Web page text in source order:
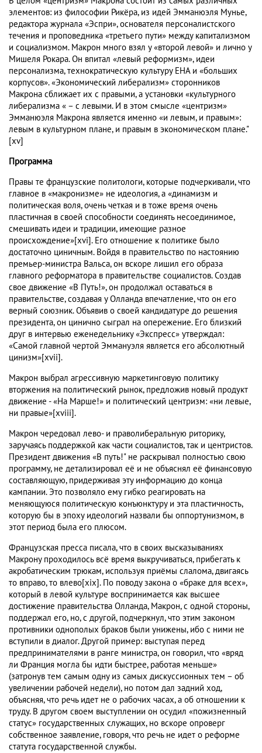
элементов: из философии Рикёра, из идей Эмманюэля Мунье,
редактора журнала «Эспри», основателя персоналистского
течения и проповедника «третьего пути» между капитализмом
и социализмом. Макрон много взял у «второй левой» и лично у
Мишеля Рокара. Он впитал «левый реформизм», идеи
персонализма, технократическую культуру ЕНА и «больших
корпусов». «Экономический либерализм» сторонников
Макрона сближает их с правыми, а установки «культурного
либерализма « – с левыми. И в этом смысле «центризм»
Эмманюэля Макрона является именно «и левым, и правым»:
левым в культурном плане, и правым в экономическом плане."
[xv]
Программа
Правы те французские политологи, которые подчеркивали, что
главное в «макронизме» не идеология, а «динамизм и
политическая воля, очень четкая и в тоже время очень
пластичная в своей способности соединять несоединимое,
смешивать идеи и традиции, имеющие разное
происхождение»[xvi]. Его отношение к политике было
достаточно циничным. Войдя в правительство по настоянию
премьер-министра Вальса, он вскоре лишил его образа
главного реформатора в правительстве социалистов. Создав
свое движение «В Путь!», он продолжал оставаться в
правительстве, создавая у Олланда впечатление, что он его
верный союзник. Объявив о своей кандидатуре до решения
президента, он цинично сыграл на опережение. Его близкий
друг в интервью еженедельнику «Экспресс» утверждал:
«Самой главной чертой Эммануэля является его абсолютный
цинизм»[xvii].
Макрон выбрал агрессивную маркетинговую политику
вторжения на политический рынок, предложив новый продукт
движение - «На Марше!» и политический центризм: «ни левые,
ни правые»[xviii].
Макрон чередовал лево- и праволиберальную риторику,
заручаясь поддержкой как части социалистов, так и центристов.
Президент движения «В путь!" не раскрывал полностью свою
программу, не детализировал её и не объяснял её финансовую
составляющую, придерживая эту информацию до конца
кампании. Это позволяло ему гибко реагировать на
меняющуюся политическую конъюнктуру и эта пластичность,
которую бы в эпоху идеологий назвали бы оппортунизмом, в
этот период была его плюсом.
Французская пресса писала, что в своих высказываниях
Макрону проходилось всё время выкручиваться, прибегать к
акробатическим трюкам, используя приёмы слалома, двигаясь
то вправо, то влево[xix]. По поводу закона о «браке для всех»,
который в левой культуре воспринимается как высшее
достижение правительства Олланда, Макрон, с одной стороны,
поддержал его, но, с другой, подчеркнул, что этим законом
противники однополых браков были унижены, ибо с ними не
вступили в диалог. Другой пример: выступая перед
предпринимателями в ранге министра, он говорил, что «вряд
ли Франция могла бы идти быстрее, работая меньше»
(затронув тем самым одну из самых дискуссионных тем – об
увеличении рабочей недели), но потом дал задний ход,
объясняя, что речь идет не о рабочих часах, а об отношении к
труду. В другом своем выступлении он осудил «пожизненный
статус» государственных служащих, но вскоре опроверг
собственное заявление, говоря, что речь не идет о реформе
статута государственной службы.